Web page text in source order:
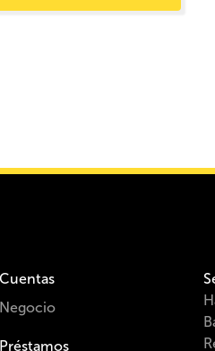
Cuentas
Negocio
Préstamos